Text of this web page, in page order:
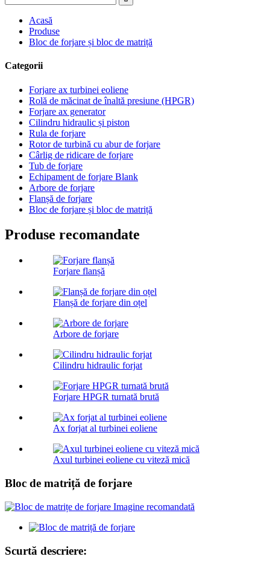
Acasă
Produse
Bloc de forjare și bloc de matriță
Categorii
Forjare ax turbinei eoliene
Rolă de măcinat de înaltă presiune (HPGR)
Forjare ax generator
Cilindru hidraulic și piston
Rula de forjare
Rotor de turbină cu abur de forjare
Cârlig de ridicare de forjare
Tub de forjare
Echipament de forjare Blank
Arbore de forjare
Flanșă de forjare
Bloc de forjare și bloc de matriță
Produse recomandate
Forjare flanșă
Flanșă de forjare din oțel
Arbore de forjare
Cilindru hidraulic forjat
Forjare HPGR turnată brută
Ax forjat al turbinei eoliene
Axul turbinei eoliene cu viteză mică
Bloc de matriță de forjare
Scurtă descriere: